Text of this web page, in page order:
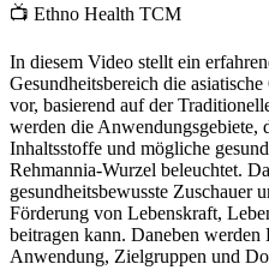
📺 Ethno Health TCM
In diesem Video stellt ein
Gesundheitsbereich die
vor, basierend auf der
werden die Anwendungsgebiete,
Inhaltsstoffe und mögliche
Rehmannia-Wurzel beleuchtet.
gesundheitsbewusste Zuschauer
Förderung von Lebenskraft,
beitragen kann. Daneben werden
Anwendung, Zielgruppen und